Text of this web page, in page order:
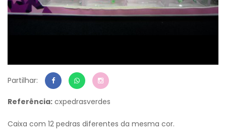
Partilhar:
Referência: cxpedrasverdes
Caixa com 12 pedras diferentes da mesma cor.